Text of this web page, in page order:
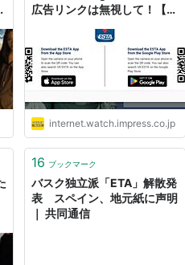
広告リンクは無視して！【読
ー】 - INTERNET Watch
internet.watch.impress.co.jp
16 ブックマーク
バスク独立派「ETA」解散発
表 スペイン、地元紙に声明
｜ 共同通信